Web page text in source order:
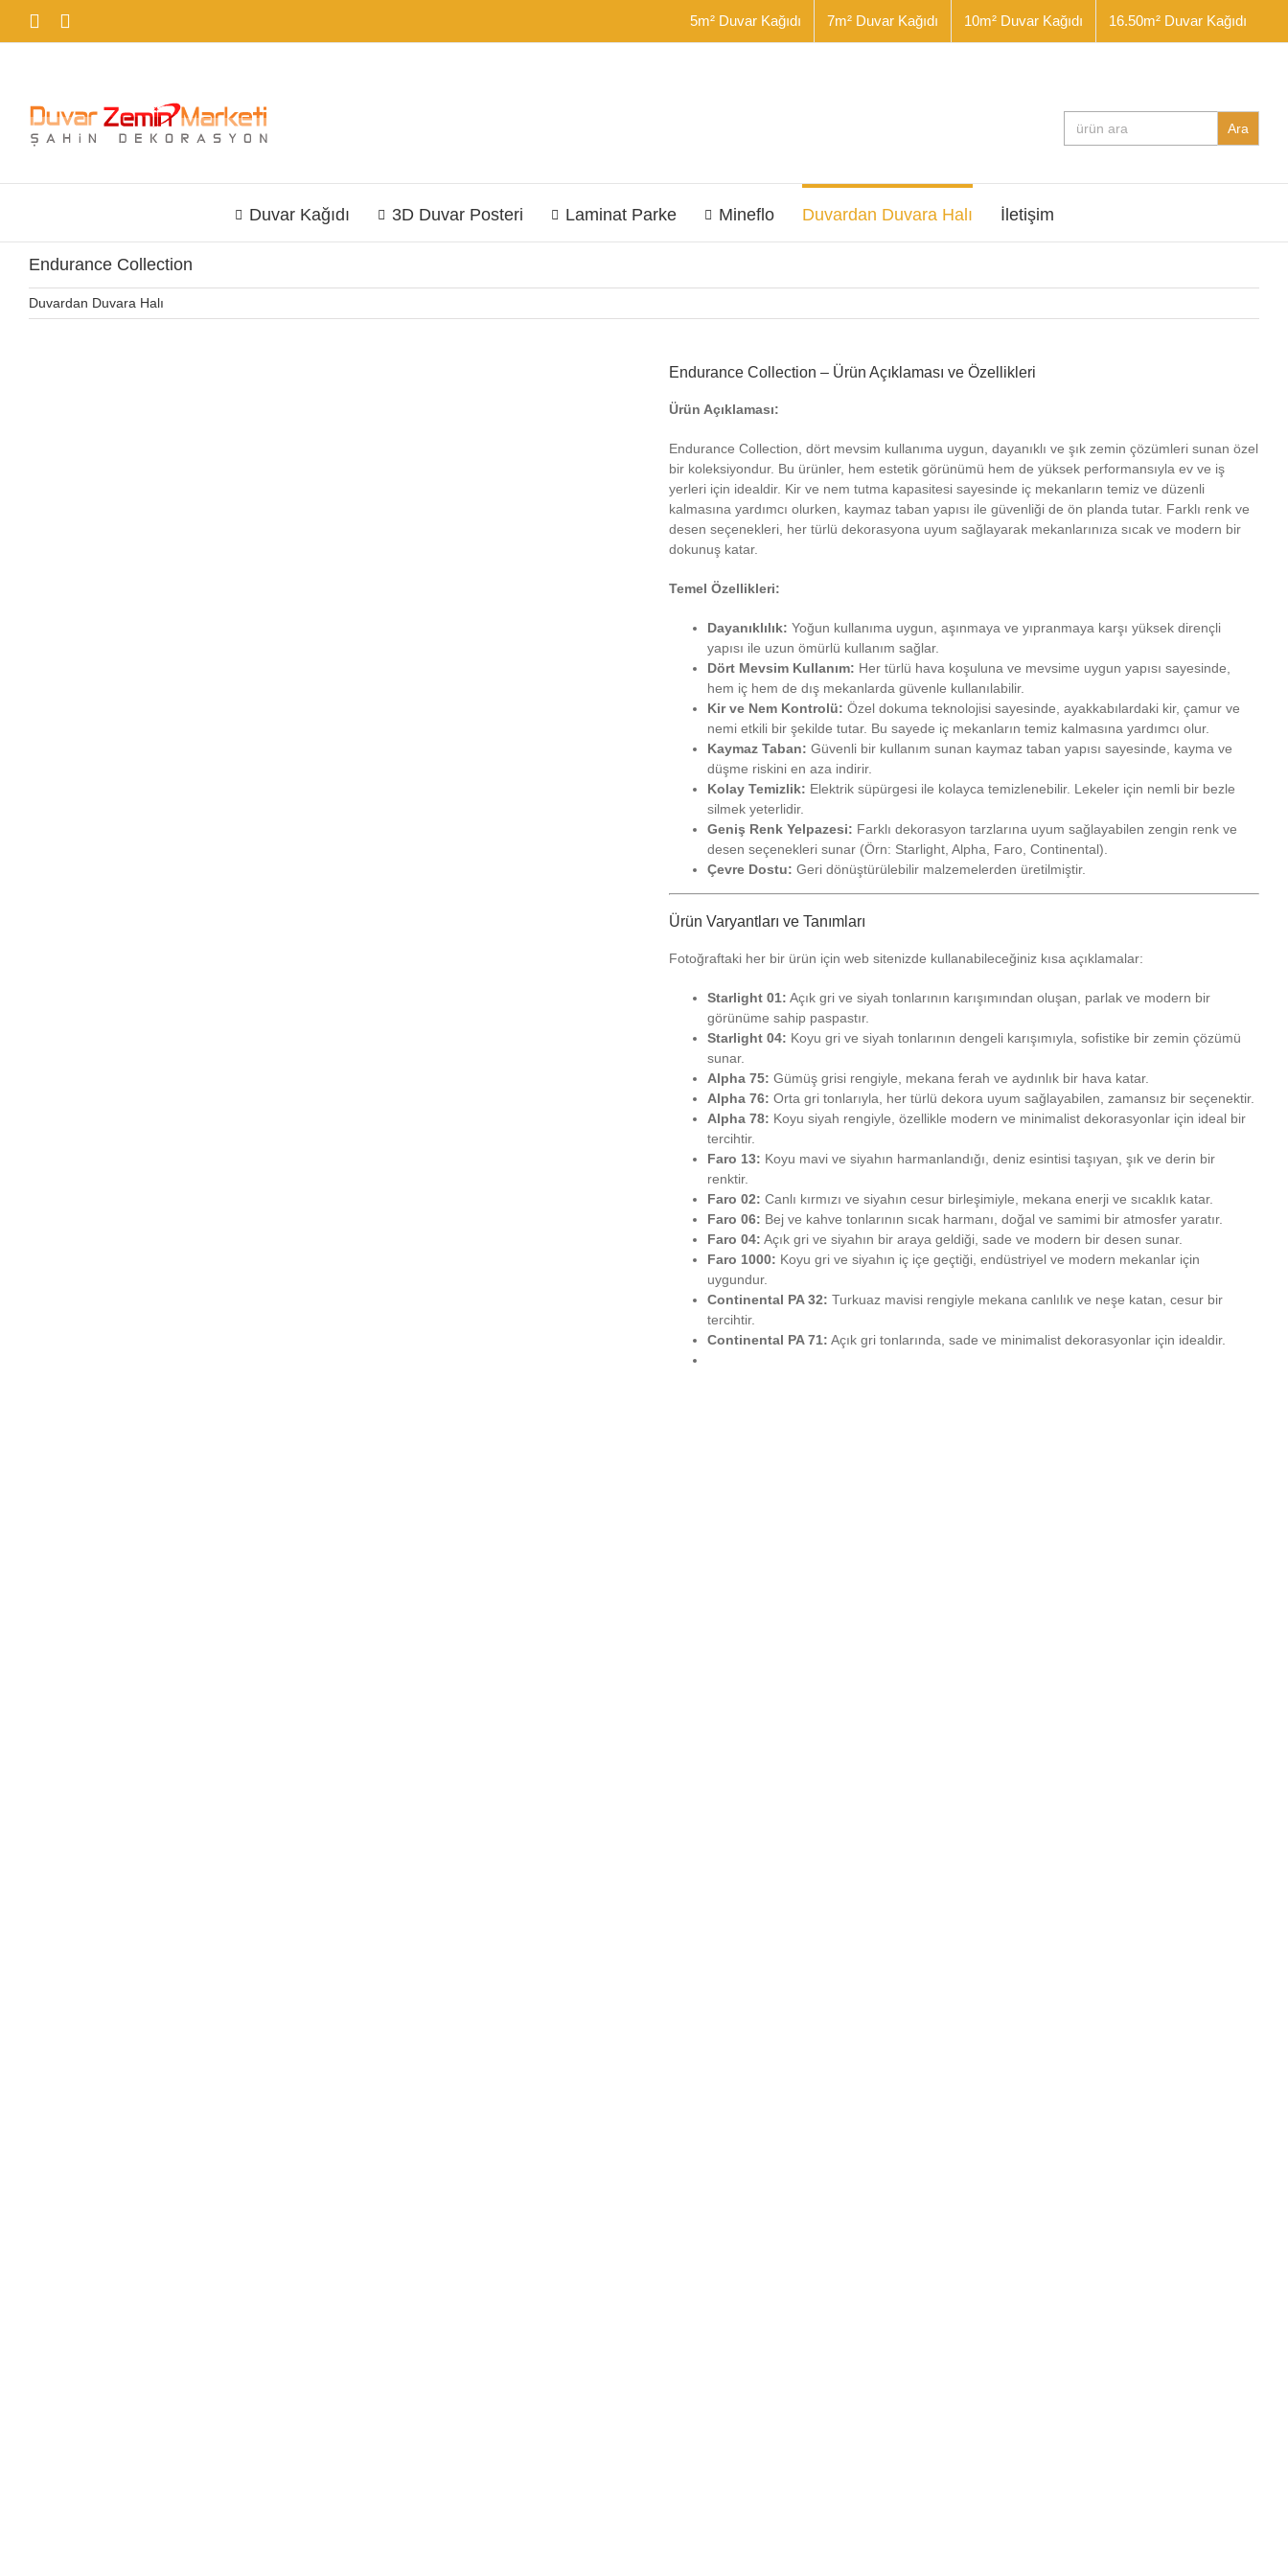
Facebook 5m² Duvar Kağıdı 7m² Duvar Kağıdı 10m² Duvar Kağıdı 16.50m² Duvar Kağıdı
Search
for:
Duvar Kağıdı 3D Duvar Posteri Laminat Parke Mineflo Duvardan Duvara Halı İletişim
Endurance Collection
Duvardan Duvara Halı
Endurance Collection – Ürün Açıklaması ve Özellikleri
Ürün Açıklaması:
Endurance Collection, dört mevsim kullanıma uygun, dayanıklı ve şık zemin çözümleri sunan özel
bir koleksiyondur. Bu ürünler, hem estetik görünümü hem de yüksek performansıyla ev ve iş
yerleri için idealdir. Kir ve nem tutma kapasitesi sayesinde iç mekanların temiz ve düzenli
kalmasına yardımcı olurken, kaymaz taban yapısı ile güvenliği de ön planda tutar. Farklı renk ve
desen seçenekleri, her türlü dekorasyona uyum sağlayarak mekanlarınıza sıcak ve modern bir
dokunuş katar.
Temel Özellikleri:
Dayanıklılık: Yoğun kullanıma uygun, aşınmaya ve yıpranmaya karşı yüksek dirençli
yapısı ile uzun ömürlü kullanım sağlar.
Dört Mevsim Kullanım: Her türlü hava koşuluna ve mevsime uygun yapısı sayesinde,
hem iç hem de dış mekanlarda güvenle kullanılabilir.
Kir ve Nem Kontrolü: Özel dokuma teknolojisi sayesinde, ayakkabılardaki kir, çamur ve
nemi etkili bir şekilde tutar. Bu sayede iç mekanların temiz kalmasına yardımcı olur.
Kaymaz Taban: Güvenli bir kullanım sunan kaymaz taban yapısı sayesinde, kayma ve
düşme riskini en aza indirir.
Kolay Temizlik: Elektrik süpürgesi ile kolayca temizlenebilir. Lekeler için nemli bir bezle
silmek yeterlidir.
Geniş Renk Yelpazesi: Farklı dekorasyon tarzlarına uyum sağlayabilen zengin renk ve
desen seçenekleri sunar (Örn: Starlight, Alpha, Faro, Continental).
Çevre Dostu: Geri dönüştürülebilir malzemelerden üretilmiştir.
Ürün Varyantları ve Tanımları
Fotoğraftaki her bir ürün için web sitenizde kullanabileceğiniz kısa açıklamalar:
Starlight 01: Açık gri ve siyah tonlarının karışımından oluşan, parlak ve modern bir
görünüme sahip paspastır.
Starlight 04: Koyu gri ve siyah tonlarının dengeli karışımıyla, sofistike bir zemin çözümü
sunar.
Alpha 75: Gümüş grisi rengiyle, mekana ferah ve aydınlık bir hava katar.
Alpha 76: Orta gri tonlarıyla, her türlü dekora uyum sağlayabilen, zamansız bir seçenektir.
Alpha 78: Koyu siyah rengiyle, özellikle modern ve minimalist dekorasyonlar için ideal bir
tercihtir.
Faro 13: Koyu mavi ve siyahın harmanlandığı, deniz esintisi taşıyan, şık ve derin bir
renktir.
Faro 02: Canlı kırmızı ve siyahın cesur birleşimiyle, mekana enerji ve sıcaklık katar.
Faro 06: Bej ve kahve tonlarının sıcak harmanı, doğal ve samimi bir atmosfer yaratır.
Faro 04: Açık gri ve siyahın bir araya geldiği, sade ve modern bir desen sunar.
Faro 1000: Koyu gri ve siyahın iç içe geçtiği, endüstriyel ve modern mekanlar için
uygundur.
Continental PA 32: Turkuaz mavisi rengiyle mekana canlılık ve neşe katan, cesur bir
tercihtir.
Continental PA 71: Açık gri tonlarında, sade ve minimalist dekorasyonlar için idealdir.